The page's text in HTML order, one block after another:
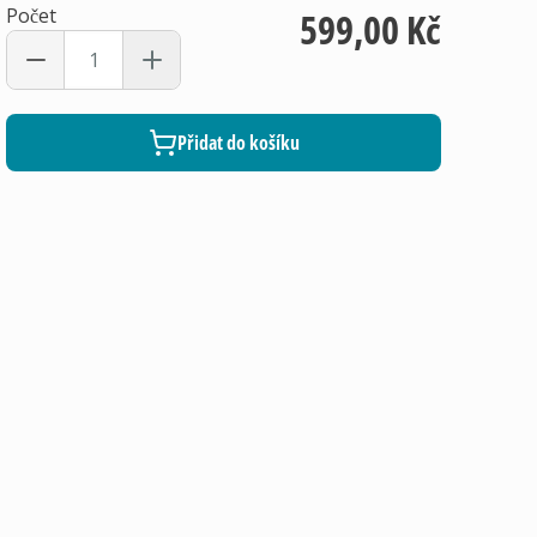
Počet 599,00 Kč
Přidat do košíku